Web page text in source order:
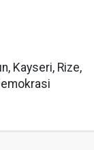
Kayseri, Rize,